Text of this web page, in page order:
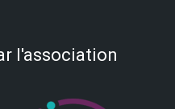
l'association